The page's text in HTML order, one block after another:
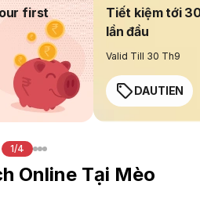
first
Tiết kiệm tới
lần đầu
Valid Till 30 Th9
DAUTIEN
1/4
Online Tại Mèo